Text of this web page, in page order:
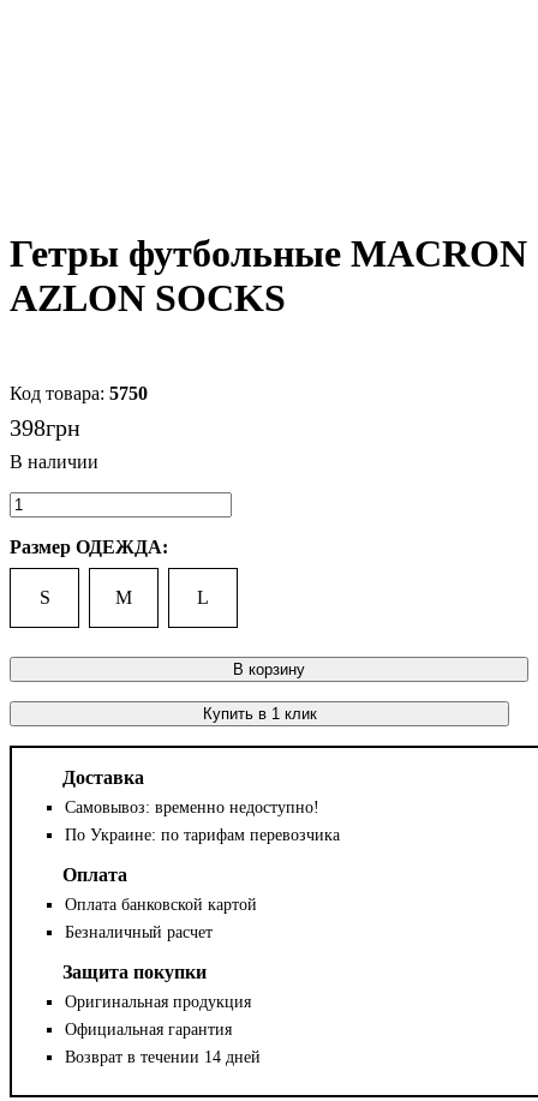
Гетры футбольные MACRON
AZLON SOCKS
5750
398грн
Размер ОДЕЖДА:
S M L
В корзину
Купить в 1 клик
Доставка
Самовывоз: временно недоступно!
По Украине: по тарифам перевозчика
Оплата
Оплата банковской картой
Безналичный расчет
Защита покупки
Оригинальная продукция
Официальная гарантия
Возврат в течении 14 дней